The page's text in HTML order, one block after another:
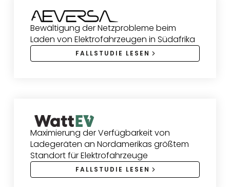
Bewältigung der Netzprobleme beim
Laden von Elektrofahrzeugen in Südafrika
FALLSTUDIE LESEN
Maximierung der Verfügbarkeit von
Ladegeräten an Nordamerikas größtem
Standort für Elektrofahrzeuge
FALLSTUDIE LESEN